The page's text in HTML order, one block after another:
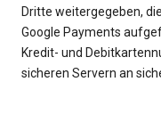
Dritte weitergegeben,
Google Payments
Kredit- und
sicheren Servern an